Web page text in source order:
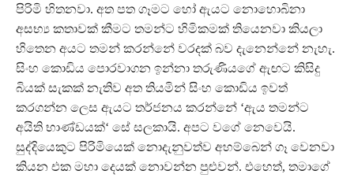
පිරිමි හිතනවා. අත පත ගෑමට හෝ ඇයට නොහොබිනා
අසභ්‍ය කතාවක් කීමට තමන්ට හිමිකමක් තියෙනවා කියලා
හිතෙන අයට තමන් කරන්නේ වරදක් බව දැනෙන්නේ නැහැ.
සිංහ කොඩිය පොරවාගන ඉන්නා තරුණියගේ ඇඟට කිසිදු
බියක් සැකක් නැතිව අත තියමින් සිංහ කොඩිය ඉවත්
කරගන්න ලෙස ඇයට තර්ජනය කරන්නේ ‘ඇය තමන්ට
අයිති භාණ්ඩයක්‘ සේ සලකායි. අපට වගේ නෙවෙයි.
සුද්දියෙකුට පිරිමියෙක් නොදැනුවත්ව අහම්බෙන් ගෑ වෙනවා
කියන එක මහා දෙයක් නොවන්න පුළුවන්. එහෙත්, තමාගේ